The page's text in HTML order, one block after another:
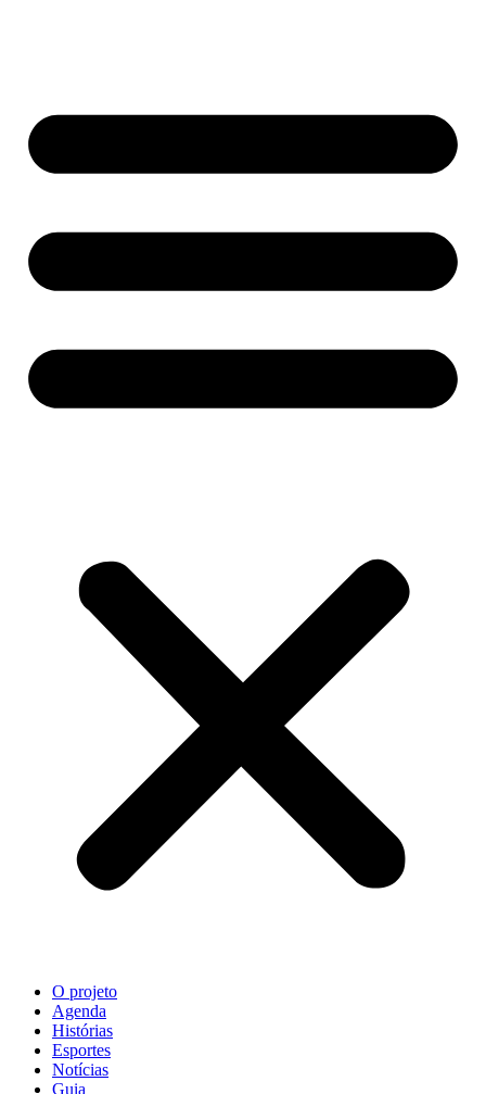
O projeto
Agenda
Histórias
Esportes
Notícias
Guia